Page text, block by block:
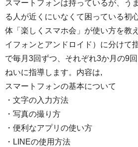
スマートフォンは持っているが、う
る人が近くにいなくて困っている初
体「楽しくスマホ会」が使い方を教
イフォンとアンドロイド）に分けて
で毎月3回ずつ、それぞれ3か月の9
ねいに指導します。内容は,
スマートフォンの基本について
・文字の入力方法
・写真の撮り方
・便利なアプリの使い方
・LINEの使用方法